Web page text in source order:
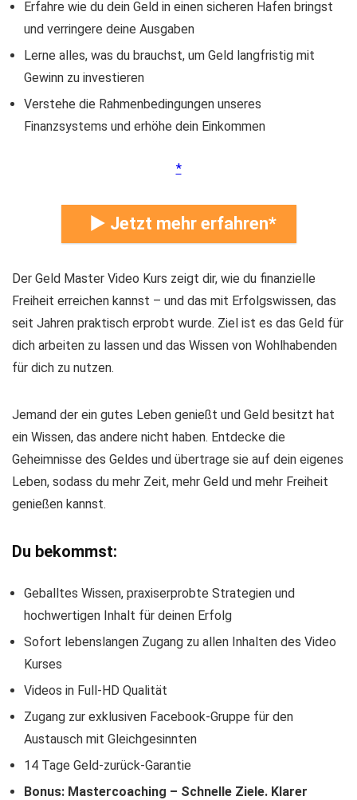
Erfahre wie du dein Geld in einen sicheren Hafen bringst
und verringere deine Ausgaben
Lerne alles, was du brauchst, um Geld langfristig mit
Gewinn zu investieren
Verstehe die Rahmenbedingungen unseres
Finanzsystems und erhöhe dein Einkommen
► Jetzt mehr erfahren
Der Geld Master Video Kurs zeigt dir, wie du finanzielle
Freiheit erreichen kannst – und das mit Erfolgswissen, das
seit Jahren praktisch erprobt wurde. Ziel ist es das Geld für
dich arbeiten zu lassen und das Wissen von Wohlhabenden
für dich zu nutzen.
Jemand der ein gutes Leben genießt und Geld besitzt hat
ein Wissen, das andere nicht haben. Entdecke die
Geheimnisse des Geldes und übertrage sie auf dein eigenes
Leben, sodass du mehr Zeit, mehr Geld und mehr Freiheit
genießen kannst.
Du bekommst:
Geballtes Wissen, praxiserprobte Strategien und
hochwertigen Inhalt für deinen Erfolg
Sofort lebenslangen Zugang zu allen Inhalten des Video
Kurses
Videos in Full-HD Qualität
Zugang zur exklusiven Facebook-Gruppe für den
Austausch mit Gleichgesinnten
14 Tage Geld-zurück-Garantie
Bonus: Mastercoaching – Schnelle Ziele. Klarer